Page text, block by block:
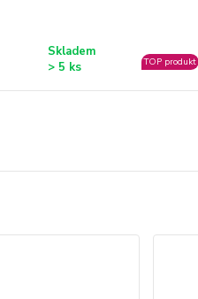
Skladem
> 5 ks
TOP produkt